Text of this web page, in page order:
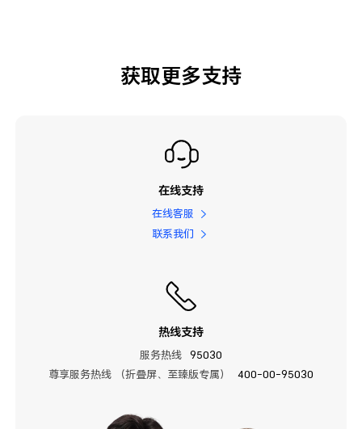
获取更多支持
在线支持
在线客服
联系我们
热线支持
服务热线
95030
尊享服务热线 （折叠屏、至臻版专属）
400-00-95030